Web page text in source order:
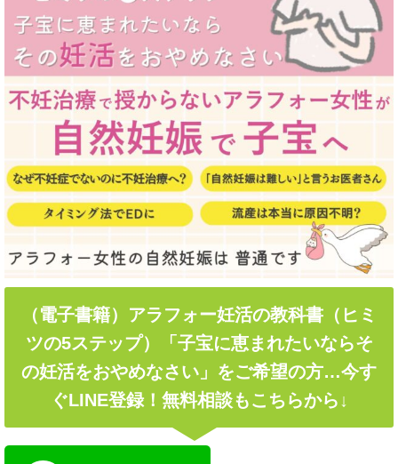
（電子書籍）アラフォー妊活の教科書（ヒミ
ツの5ステップ）「子宝に恵まれたいならそ
の妊活をおやめなさい」をご希望の方…今す
ぐLINE登録！無料相談もこちらから↓